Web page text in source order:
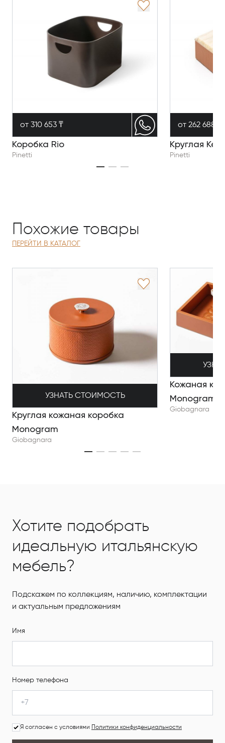
от 310 653 ₸
Коробка Rio
Pinetti
от 262 688 ₸
Круглая
Pinetti
Похожие товары
ПЕРЕЙТИ В КАТАЛОГ
УЗНАТЬ СТОИМОСТЬ
Круглая кожаная коробка
Monogram
Giobagnara
Кожаная
Monogram
Giobagnara
Хотите подобрать
идеальную итальянскую
мебель?
Подскажем по коллекциям, наличию, комплектации
и актуальным предложениям
Имя
Номер телефона
Я согласен с условиями Политики конфиденциальности